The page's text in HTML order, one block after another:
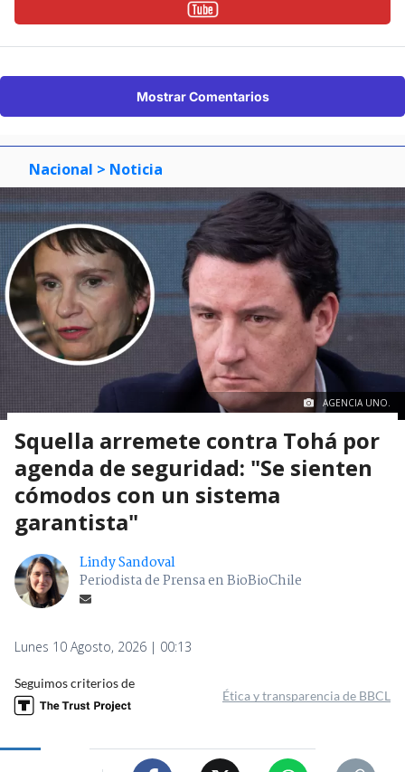
Mostrar Comentarios
Nacional > Noticia
AGENCIA UNO.
Squella arremete contra Tohá por
agenda de seguridad: "Se sienten
cómodos con un sistema
garantista"
Lindy Sandoval
Periodista de Prensa en BioBioChile
Lunes 10 Agosto, 2026 | 00:13
Seguimos criterios de
Ética y transparencia de BBCL